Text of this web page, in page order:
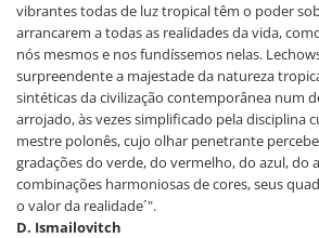
vibrantes todas de luz tropical têm o poder
arrancarem a todas as realidades da vida,
nós mesmos e nos fundíssemos nelas.
surpreendente a majestade da natureza
sintéticas da civilização contemporânea num
arrojado, às vezes simplificado pela disciplina
mestre polonês, cujo olhar penetrante
gradações do verde, do vermelho, do azul, do
combinações harmoniosas de cores, seus
o valor da realidade´".
D. Ismailovitch